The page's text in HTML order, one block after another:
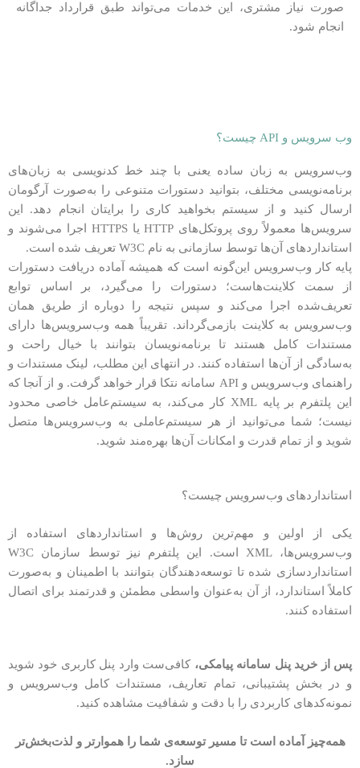
صورت نیاز مشتری، این خدمات می‌تواند طبق قرارداد جداگانه
انجام شود.
وب سرویس و API چیست؟
وب‌سرویس به زبان ساده یعنی با چند خط کدنویسی به زبان‌های
برنامه‌نویسی مختلف، بتوانید دستورات متنوعی را به‌صورت آرگومان
ارسال کنید و از سیستم بخواهید کاری را برایتان انجام دهد. این
سرویس‌ها معمولاً روی پروتکل‌های HTTP یا HTTPS اجرا می‌شوند و
استانداردهای آن‌ها توسط سازمانی به نام W3C تعریف شده است.
پایه کار وب‌سرویس این‌گونه است که همیشه آماده دریافت دستورات
از سمت کلاینت‌هاست؛ دستورات را می‌گیرد، بر اساس توابع
تعریف‌شده اجرا می‌کند و سپس نتیجه را دوباره از طریق همان
وب‌سرویس به کلاینت بازمی‌گرداند. تقریباً همه وب‌سرویس‌ها دارای
مستندات کامل هستند تا برنامه‌نویسان بتوانند با خیال راحت و
به‌سادگی از آن‌ها استفاده کنند. در انتهای این مطلب، لینک مستندات و
راهنمای وب‌سرویس و API سامانه نتکا قرار خواهد گرفت. و از آنجا که
این پلتفرم بر پایه XML کار می‌کند، به سیستم‌عامل خاصی محدود
نیست؛ شما می‌توانید از هر سیستم‌عاملی به وب‌سرویس‌ها متصل
شوید و از تمام قدرت و امکانات آن‌ها بهره‌مند شوید.
استانداردهای وب‌سرویس چیست؟
یکی از اولین و مهم‌ترین روش‌ها و استانداردهای استفاده از
وب‌سرویس‌ها، XML است. این پلتفرم نیز توسط سازمان W3C
استانداردسازی شده تا توسعه‌دهندگان بتوانند با اطمینان و به‌صورت
کاملاً استاندارد، از آن به‌عنوان واسطی مطمئن و قدرتمند برای اتصال
استفاده کنند.
پس از خرید پنل سامانه پیامکی، کافی‌ست وارد پنل کاربری خود شوید
و در بخش پشتیبانی، تمام تعاریف، مستندات کامل وب‌سرویس و
نمونه‌کدهای کاربردی را با دقت و شفافیت مشاهده کنید.
همه‌چیز آماده است تا مسیر توسعه‌ی شما را هموارتر و لذت‌بخش‌تر
سازد.